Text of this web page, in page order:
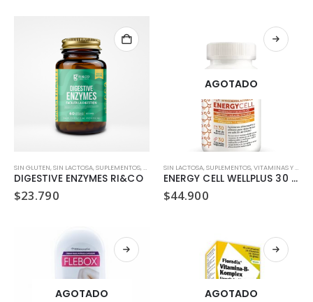
SIN GLUTEN,SIN LACTOSA,SUPLEMENTOS,VITAMINAS Y MINERALES
DIGESTIVE ENZYMES RI&CO
$23.790
AGOTADO
SIN LACTOSA,SUPLEMENTOS,VITAMINAS Y MINERALES
ENERGY CELL WELLPLUS 30 CAPSULAS
$44.900
AGOTADO AGOTADO